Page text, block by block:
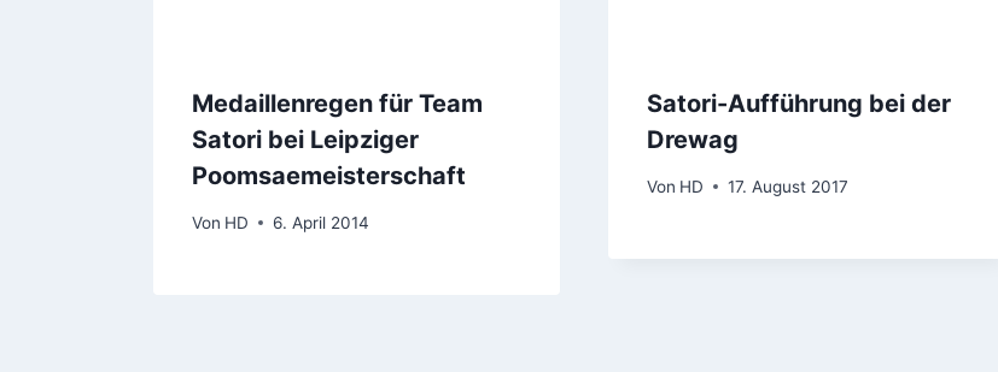
Medaillenregen für Team
Satori bei Leipziger
Poomsaemeisterschaft
Von HD 6. April 2014
Satori-Aufführung bei der
Drewag
Von HD 17. August 2017